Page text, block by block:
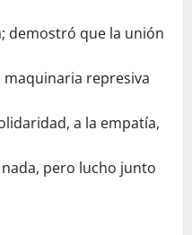
demostró que la unión
represiva
a la empatía,
nada, pero lucho junto